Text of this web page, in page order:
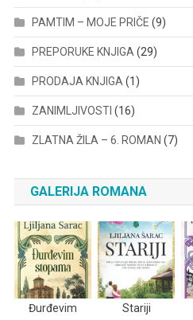
PAMTIM – MOJE PRIČE (9)
PREPORUKE KNJIGA (29)
PRODAJA KNJIGA (1)
ZANIMLJIVOSTI (16)
ZLATNA ŽILA – 6. ROMAN (7)
GALERIJA ROMANA
Đurđevim
Stariji